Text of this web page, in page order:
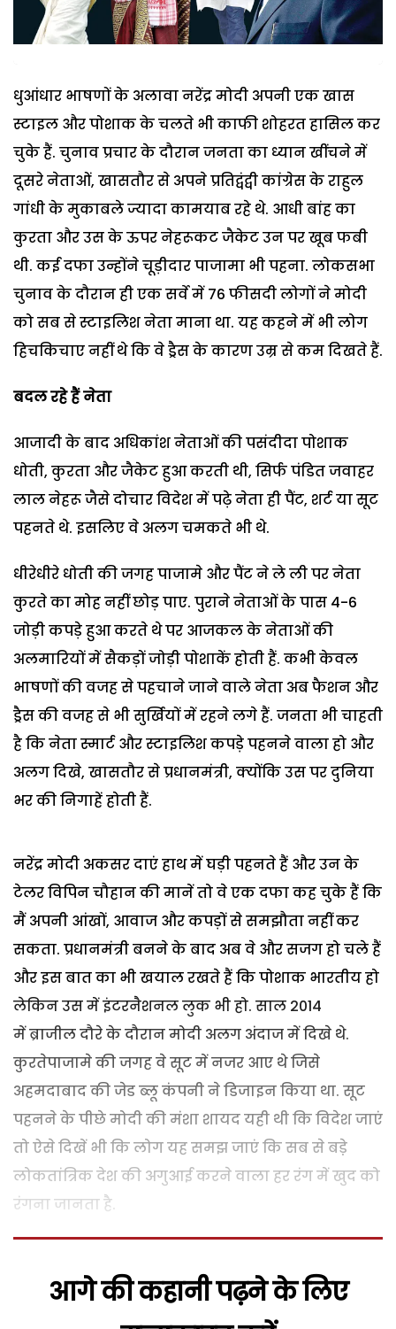
धुआंधार भाषणों के अलावा नरेंद्र मोदी अपनी एक खास
स्टाइल और पोशाक के चलते भी काफी शोहरत हासिल कर
चुके हैं. चुनाव प्रचार के दौरान जनता का ध्यान खींचने में
दूसरे नेताओं, खासतौर से अपने प्रतिद्वंद्वी कांग्रेस के राहुल
गांधी के मुकाबले ज्यादा कामयाब रहे थे. आधी बांह का
कुरता और उस के ऊपर नेहरूकट जैकेट उन पर खूब फबी
थी. कई दफा उन्होंने चूड़ीदार पाजामा भी पहना. लोकसभा
चुनाव के दौरान ही एक सर्वे में 76 फीसदी लोगों ने मोदी
को सब से स्टाइलिश नेता माना था. यह कहने में भी लोग
हिचकिचाए नहीं थे कि वे ड्रैस के कारण उम्र से कम दिखते हैं.
बदल रहे हैं नेता
आजादी के बाद अधिकांश नेताओं की पसंदीदा पोशाक
धोती, कुरता और जैकेट हुआ करती थी, सिर्फ पंडित जवाहर
लाल नेहरू जैसे दोचार विदेश में पढ़े नेता ही पैंट, शर्ट या सूट
पहनते थे. इसलिए वे अलग चमकते भी थे.
धीरेधीरे धोती की जगह पाजामे और पैंट ने ले ली पर नेता
कुरते का मोह नहीं छोड़ पाए. पुराने नेताओं के पास 4-6
जोड़ी कपड़े हुआ करते थे पर आजकल के नेताओं की
अलमारियों में सैकड़ों जोड़ी पोशाकें होती हैं. कभी केवल
भाषणों की वजह से पहचाने जाने वाले नेता अब फैशन और
ड्रैस की वजह से भी सुर्खियों में रहने लगे हैं. जनता भी चाहती
है कि नेता स्मार्ट और स्टाइलिश कपड़े पहनने वाला हो और
अलग दिखे, खासतौर से प्रधानमंत्री, क्योंकि उस पर दुनिया
भर की निगाहें होती हैं.
नरेंद्र मोदी अकसर दाएं हाथ में घड़ी पहनते हैं और उन के
टेलर विपिन चौहान की मानें तो वे एक दफा कह चुके हैं कि
मैं अपनी आंखों, आवाज और कपड़ों से समझौता नहीं कर
सकता. प्रधानमंत्री बनने के बाद अब वे और सजग हो चले हैं
और इस बात का भी खयाल रखते हैं कि पोशाक भारतीय हो
लेकिन उस में इंटरनैशनल लुक भी हो. साल 2014
मेंब्राजील दौरे के दौरान मोदी अलग अंदाज में दिखे थे.
कुरतेपाजामे की जगह वे सूट में नजर आए थे जिसे
अहमदाबाद की जेड ब्लू कंपनी ने डिजाइन किया था. सूट
पहनने के पीछे मोदी की मंशा शायद यही थी कि विदेश जाएं
तो ऐसे दिखें भी कि लोग यह समझ जाएं कि सब से बडे़
लोकतांत्रिक देश की अगुआई करने वाला हर रंग में खुद को
रंगना जानता है.
आगे की कहानी पढ़ने के लिए